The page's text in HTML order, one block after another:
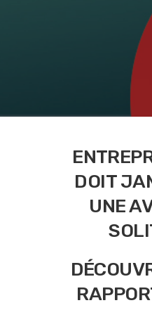
DOIT
UNE